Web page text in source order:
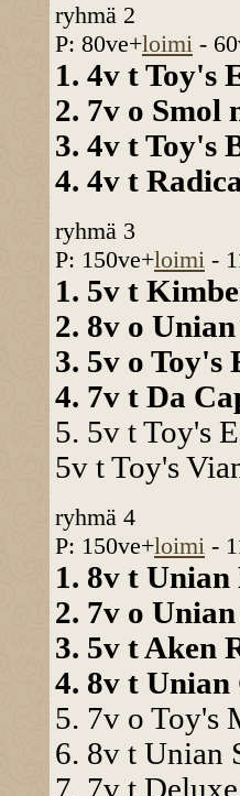
ryhmä 2
P: 80ve+loimi -
1. 4v t Toy's
2. 7v o Smol
3. 4v t Toy's
4. 4v t
ryhmä 3
P: 150ve+loimi -
1. 5v t
2. 8v o
3. 5v o Toy's
4. 7v t Da
5. 5v t Toy's
5v t Toy's
ryhmä 4
P: 150ve+loimi -
1. 8v t
2. 7v o
3. 5v t Aken
4. 8v t Unian
5. 7v o Toy's
6. 8v t Unian
7. 7v t